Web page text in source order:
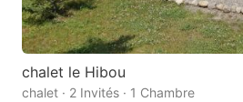
chalet le Hibou
chalet · 2 Invités · 1 Chambre